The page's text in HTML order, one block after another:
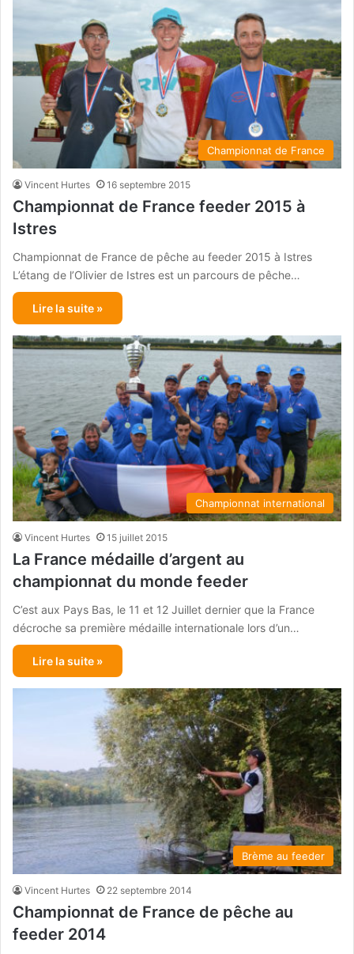
Championnat de France
Vincent Hurtes 16 septembre 2015
Championnat de France feeder 2015 à
Istres
Championnat de France de pêche au feeder 2015 à Istres
L’étang de l’Olivier de Istres est un parcours de pêche…
Lire la suite »
Championnat international
Vincent Hurtes 15 juillet 2015
La France médaille d’argent au
championnat du monde feeder
C’est aux Pays Bas, le 11 et 12 Juillet dernier que la France
décroche sa première médaille internationale lors d’un…
Lire la suite »
Brème au feeder
Vincent Hurtes 22 septembre 2014
Championnat de France de pêche au
feeder 2014